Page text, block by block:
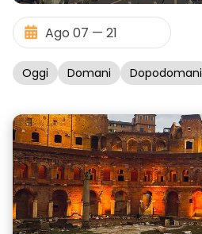
Oggi Domani Dopodomani